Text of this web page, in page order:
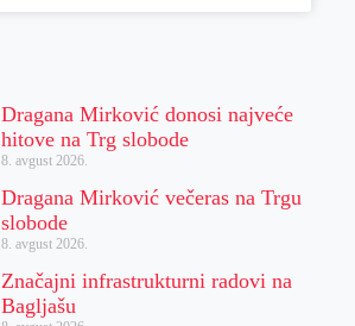
Dragana Mirković donosi najveće
hitove na Trg slobode
8. avgust 2026.
Dragana Mirković večeras na Trgu
slobode
8. avgust 2026.
Značajni infrastrukturni radovi na
Bagljašu